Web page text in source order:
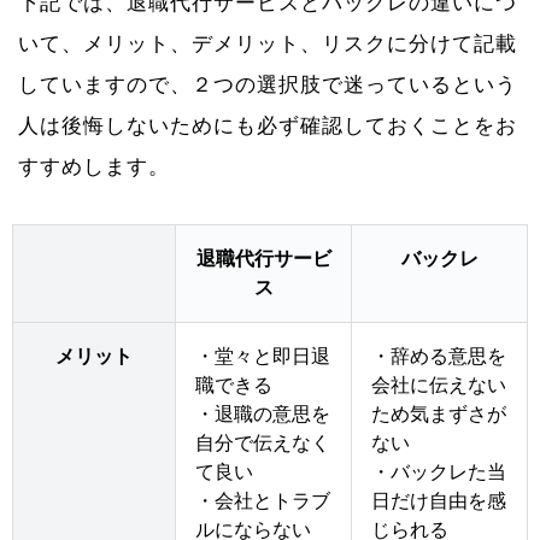
いて、メリット、デメリット、リスクに分けて記載
していますので、２つの選択肢で迷っているという
人は後悔しないためにも必ず確認しておくことをお
すすめします。
退職代行サービ
ス
バックレ
メリット
・堂々と即日退
職できる
・退職の意思を
自分で伝えなく
て良い
・会社とトラブ
ルにならない
・辞める意思を
会社に伝えない
ため気まずさが
ない
・バックレた当
日だけ自由を感
じられる